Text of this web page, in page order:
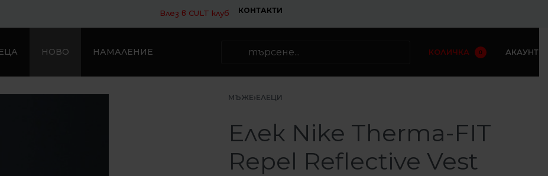
Влез в CULT клуб КОНТАКТИ
НОВО НАМАЛЕНИЕ КОЛИЧКА 0 АКАУНТ
МЪЖЕ›ЕЛЕЦИ
Елек Nike Therma-FIT
Repel Reflective Vest